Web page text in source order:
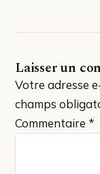
Laisser un
Votre adresse
champs
Commentaire *